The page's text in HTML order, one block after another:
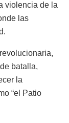
violencia de la
las
batalla,
la
“el Patio